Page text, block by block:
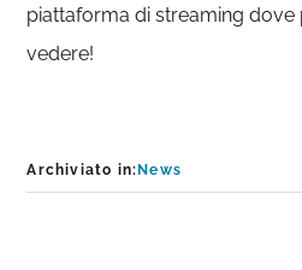
piattaforma di streaming
vedere!
Archiviato in: News